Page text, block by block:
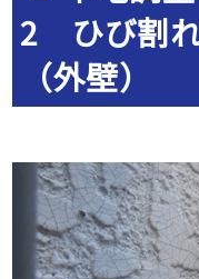
2 ひび割
（外壁）